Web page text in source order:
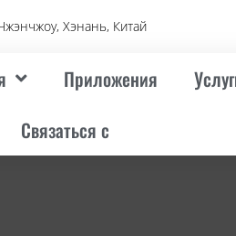
Хэнань, Китай
Приложения
Связаться с